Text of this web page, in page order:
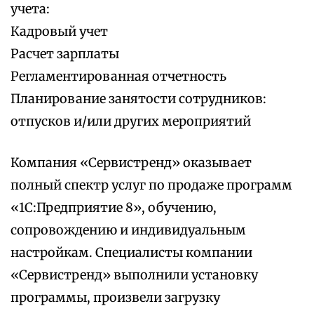
учета:
Кадровый учет
Расчет зарплаты
Регламентированная отчетность
Планирование занятости сотрудников:
отпусков и/или других мероприятий
Компания «Сервистренд» оказывает
полный спектр услуг по продаже программ
«1С:Предприятие 8», обучению,
сопровождению и индивидуальным
настройкам. Специалисты компании
«Сервистренд» выполнили установку
программы, произвели загрузку